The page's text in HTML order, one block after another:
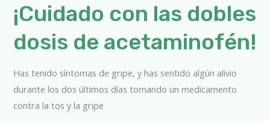
¡Cuidado con las dobles
dosis de acetaminofén!
Has tenido síntomas de gripe, y has sentido algún alivio
durante los dos últimos días tomando un medicamento
contra la tos y la gripe
¡Cuidado
con
las
dosis
de
acetaminofén!